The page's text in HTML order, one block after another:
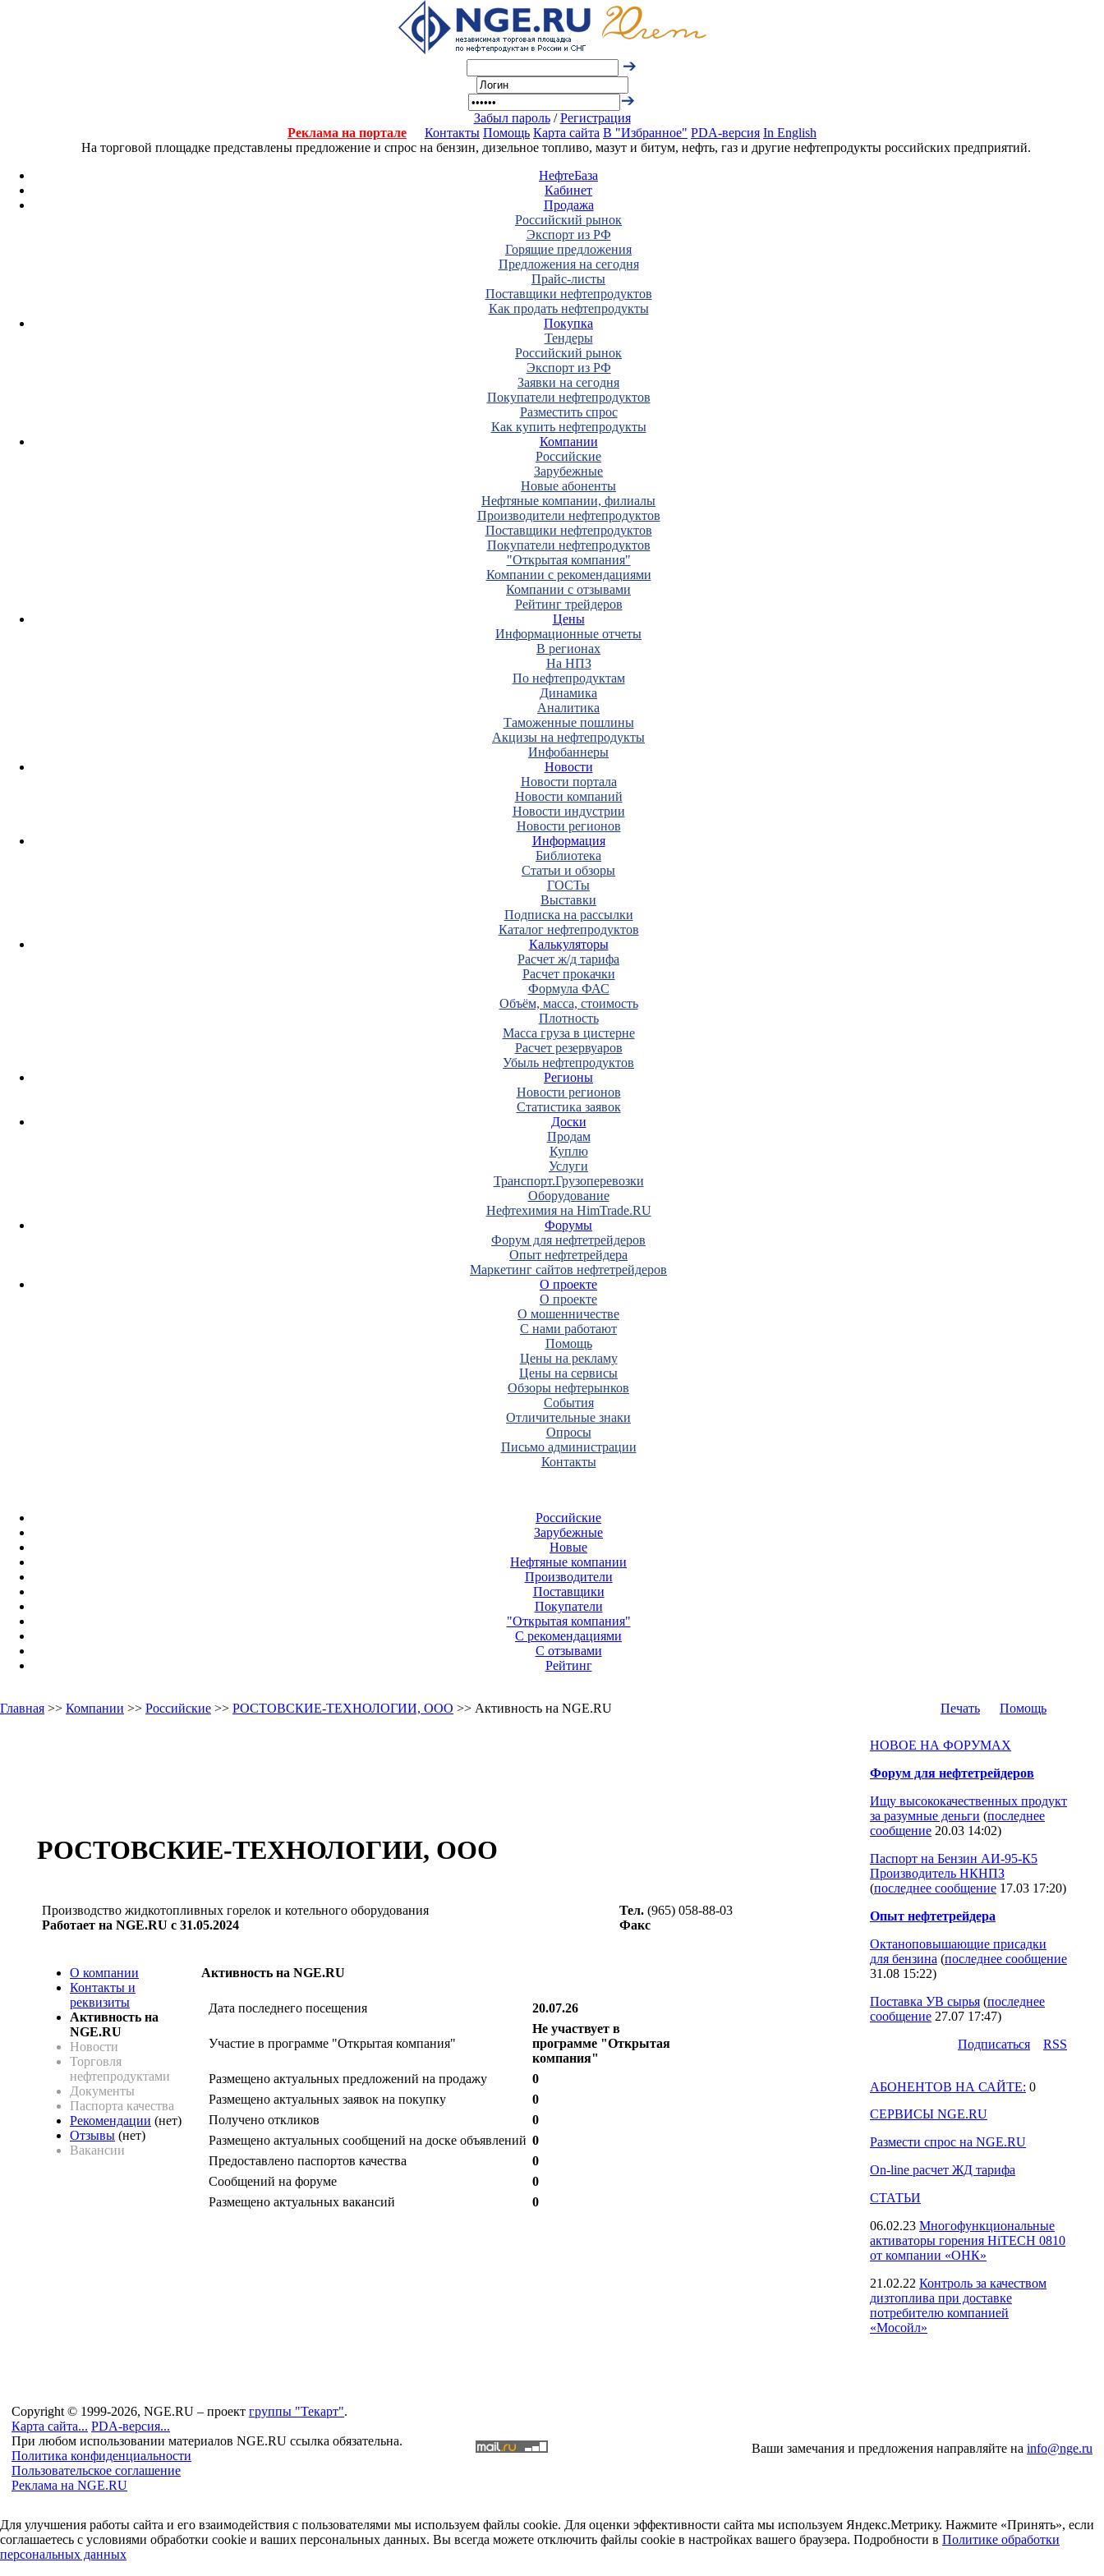
Забыл пароль/Регистрация
Реклама на портале
Контакты Помощь Карта сайта В "Избранное" PDA-версия In English
На торговой площадке представлены предложение и спрос на бензин, дизельное топливо, мазут и битум, нефть, газ и другие нефтепродукты российских предприятий.
НефтеБаза
Кабинет
Продажа
Российский рынок
Экспорт из РФ
Горящие предложения
Предложения на сегодня
Прайс-листы
Поставщики нефтепродуктов
Как продать нефтепродукты
Покупка
Тендеры
Российский рынок
Экспорт из РФ
Заявки на сегодня
Покупатели нефтепродуктов
Разместить спрос
Как купить нефтепродукты
Компании
Российские
Зарубежные
Новые абоненты
Нефтяные компании, филиалы
Производители нефтепродуктов
Поставщики нефтепродуктов
Покупатели нефтепродуктов
"Открытая компания"
Компании с рекомендациями
Компании с отзывами
Рейтинг трейдеров
Цены
Информационные отчеты
В регионах
На НПЗ
По нефтепродуктам
Динамика
Аналитика
Таможенные пошлины
Акцизы на нефтепродукты
Инфобаннеры
Новости
Новости портала
Новости компаний
Новости индустрии
Новости регионов
Информация
Библиотека
Статьи и обзоры
ГОСТы
Выставки
Подписка на рассылки
Каталог нефтепродуктов
Калькуляторы
Расчет ж/д тарифа
Расчет прокачки
Формула ФАС
Объём, масса, стоимость
Плотность
Масса груза в цистерне
Расчет резервуаров
Убыль нефтепродуктов
Регионы
Новости регионов
Статистика заявок
Доски
Продам
Куплю
Услуги
Транспорт.Грузоперевозки
Оборудование
Нефтехимия на HimTrade.RU
Форумы
Форум для нефтетрейдеров
Опыт нефтетрейдера
Маркетинг сайтов нефтетрейдеров
О проекте
О проекте
О мошенничестве
С нами работают
Помощь
Цены на рекламу
Цены на сервисы
Обзоры нефтерынков
События
Отличительные знаки
Опросы
Письмо администрации
Контакты
Российские
Зарубежные
Новые
Нефтяные компании
Производители
Поставщики
Покупатели
"Открытая компания"
С рекомендациями
С отзывами
Рейтинг
Главная >> Компании >> Российские >> РОСТОВСКИЕ-ТЕХНОЛОГИИ, ООО >> Активность на NGE.RU Печать Помощь
РОСТОВСКИЕ-ТЕХНОЛОГИИ, ООО
Производство жидкотопливных горелок и котельного оборудования
Работает на NGE.RU с 31.05.2024
Тел. (965) 058-88-03
Факс
О компании
Контакты и
реквизиты
Активность на
NGE.RU
Новости
Торговля
нефтепродуктами
Документы
Паспорта качества
Рекомендации (нет)
Отзывы (нет)
Вакансии
Активность на NGE.RU
Дата последнего посещения 20.07.26
Участие в программе "Открытая компания"
Не участвует в
программе "Открытая
компания"
Размещено актуальных предложений на продажу
0
Размещено актуальных заявок на покупку
0
Получено откликов
0
Размещено актуальных сообщений на доске объявлений 0
Предоставлено паспортов качества
0
Сообщений на форуме
0
Размещено актуальных вакансий
0
НОВОЕ НА ФОРУМАХ
Форум для нефтетрейдеров
Ищу высококачественных продукт
за разумные деньги (последнее
сообщение 20.03 14:02)
Паспорт на Бензин АИ-95-К5
Производитель НКНПЗ
(последнее сообщение 17.03 17:20)
Опыт нефтетрейдера
Октаноповышающие присадки
для бензина (последнее сообщение
31.08 15:22)
Поставка УВ сырья (последнее
сообщение 27.07 17:47)
Подпиcаться
RSS
АБОНЕНТОВ НА САЙТЕ: 0
СЕРВИСЫ NGE.RU
Размести спрос на NGE.RU
On-line расчет ЖД тарифа
СТАТЬИ
06.02.23 Многофункциональные
активаторы горения HiTECH 0810
от компании «ОНК»
21.02.22 Контроль за качеством
дизтоплива при доставке
потребителю компанией
«Мосойл»
Copyright © 1999-2026, NGE.RU – проект группы "Текарт".
Карта сайта... PDA-версия...
При любом использовании материалов NGE.RU ссылка обязательна.
Политика конфиденциальности
Пользовательское соглашение
Реклама на NGE.RU
Ваши замечания и предложения направляйте на info@nge.ru
Для улучшения работы сайта и его взаимодействия с пользователями мы используем файлы cookie. Для оценки эффективности сайта мы используем Яндекс.Метрику. Нажмите «Принять», если
соглашаетесь с условиями обработки cookie и ваших персональных данных. Вы всегда можете отключить файлы cookie в настройках вашего браузера. Подробности в Политике обработки
персональных данных